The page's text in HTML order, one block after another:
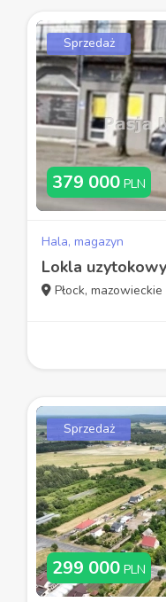
Sprzedaż
379 000 PLN
Hala, magazyn
Płock, mazowieckie
Sprzedaż
299 000 PLN